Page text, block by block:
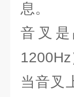
息。
音叉
1200Hz
当音叉